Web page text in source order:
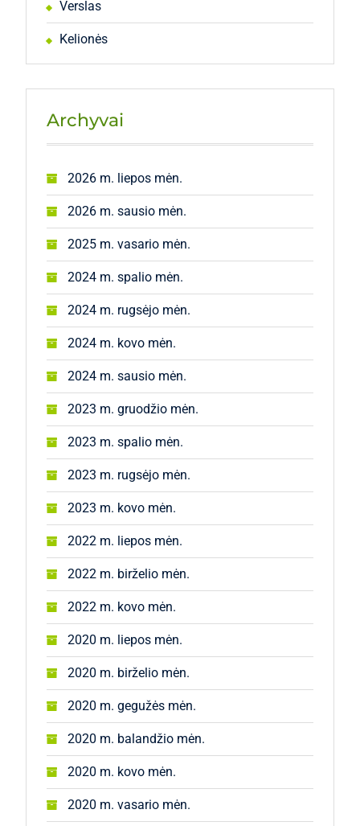
Verslas
Kelionės
Archyvai
2026 m. liepos mėn.
2026 m. sausio mėn.
2025 m. vasario mėn.
2024 m. spalio mėn.
2024 m. rugsėjo mėn.
2024 m. kovo mėn.
2024 m. sausio mėn.
2023 m. gruodžio mėn.
2023 m. spalio mėn.
2023 m. rugsėjo mėn.
2023 m. kovo mėn.
2022 m. liepos mėn.
2022 m. birželio mėn.
2022 m. kovo mėn.
2020 m. liepos mėn.
2020 m. birželio mėn.
2020 m. gegužės mėn.
2020 m. balandžio mėn.
2020 m. kovo mėn.
2020 m. vasario mėn.